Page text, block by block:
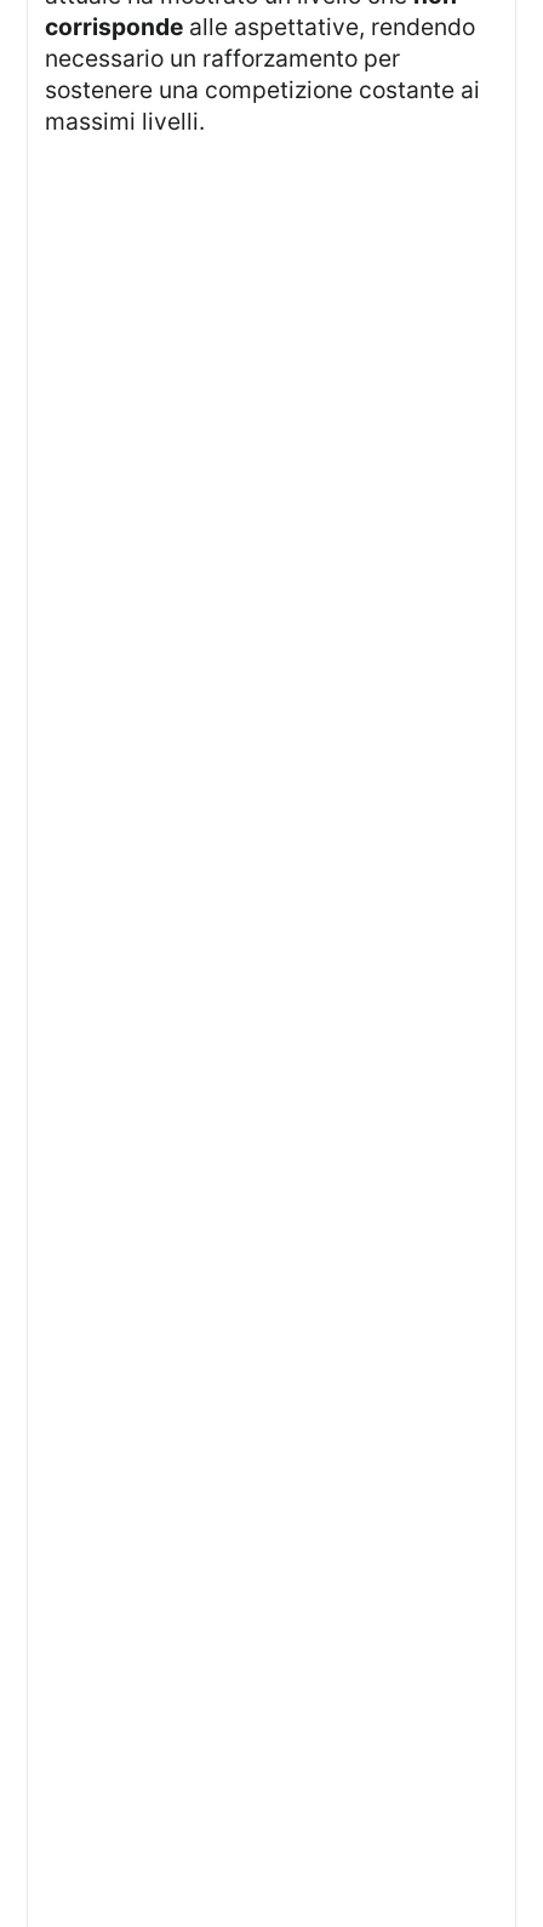
corrisponde alle aspettative, rendendo
necessario un rafforzamento per
sostenere una competizione costante ai
massimi livelli.